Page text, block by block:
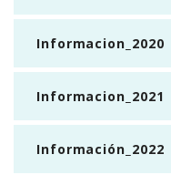
Informacion_2020
Informacion_2021
Información_2022